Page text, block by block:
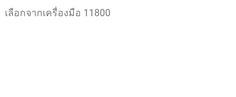
เลือกจากเครื่องมือ 11800